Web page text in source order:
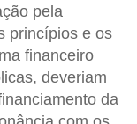
pela
princípios e os
financeiro
deveriam
da